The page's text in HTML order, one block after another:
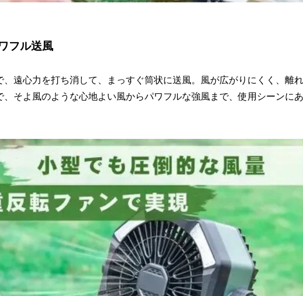
フル送風
遠心力を打ち消して、まっすぐ筒状に送風。風が広がりにくく、離れ
そよ風のような心地よい風からパワフルな強風まで、使用シーンにあ